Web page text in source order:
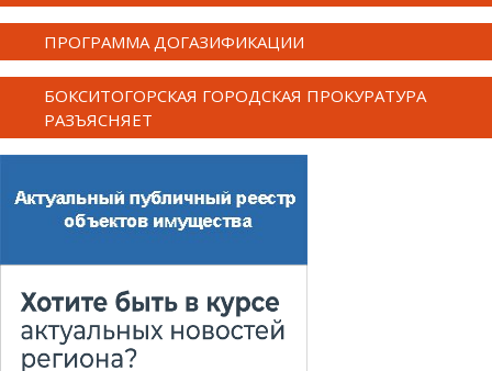
ПРОГРАММА ДОГАЗИФИКАЦИИ
БОКСИТОГОРСКАЯ ГОРОДСКАЯ ПРОКУРАТУРА
РАЗЪЯСНЯЕТ